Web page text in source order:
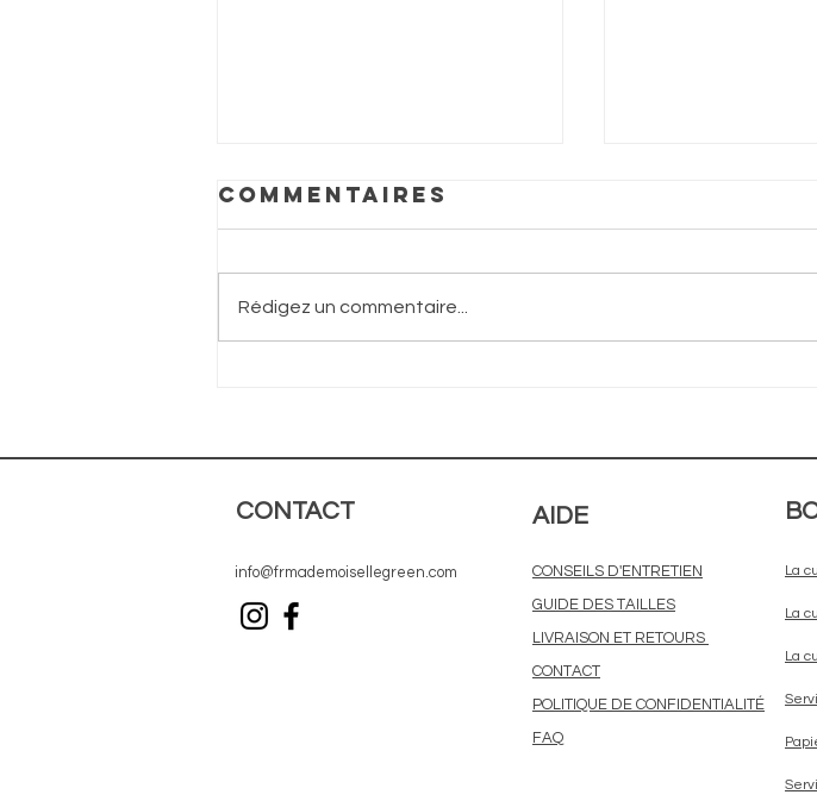
défi collectif,
environnemental
manière
Commentaires
Rédigez un commentaire...
CONTACT
info@frmademoisellegreen.com
AIDE
CONSEILS D'ENTRETIEN
GUIDE DES TAILLES
LIVRAISON ET RETOURS
CONTACT
POLITIQUE DE CONFIDENTIALITÉ
FAQ
La
La
La